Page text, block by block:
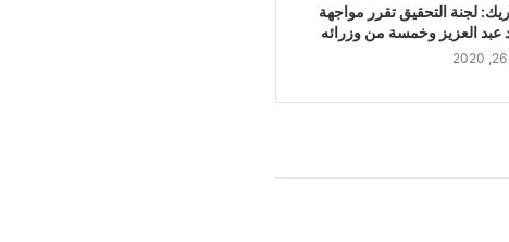
لجنة التحقيق تقرر مواجهة
عبد العزيز وخمسة من وزرائه